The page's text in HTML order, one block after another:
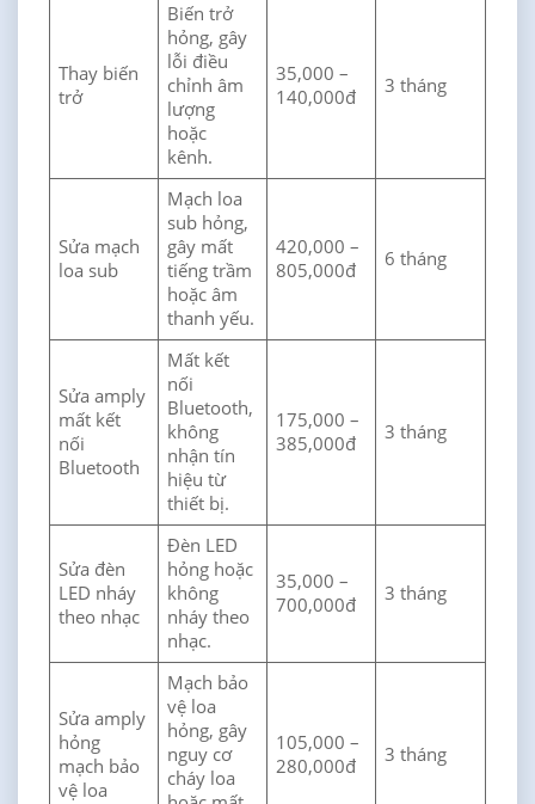
Thay biến
trở
Biến trở
hỏng, gây
lỗi điều
chỉnh âm
lượng
hoặc
kênh.
35,000 –
140,000đ
3 tháng
Sửa mạch
loa sub
Mạch loa
sub hỏng,
gây mất
tiếng trầm
hoặc âm
thanh yếu.
420,000 –
805,000đ
6 tháng
Sửa amply
mất kết
nối
Bluetooth
Mất kết
nối
Bluetooth,
không
nhận tín
hiệu từ
thiết bị.
175,000 –
385,000đ
3 tháng
Sửa đèn
LED nháy
theo nhạc
Đèn LED
hỏng hoặc
không
nháy theo
nhạc.
35,000 –
700,000đ
3 tháng
Sửa amply
hỏng
mạch bảo
vệ loa
Mạch bảo
vệ loa
hỏng, gây
nguy cơ
cháy loa
105,000 –
280,000đ
3 tháng